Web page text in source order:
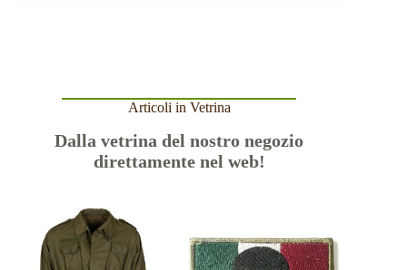
Articoli in Vetrina
Dalla vetrina del nostro negozio
direttamente nel web!